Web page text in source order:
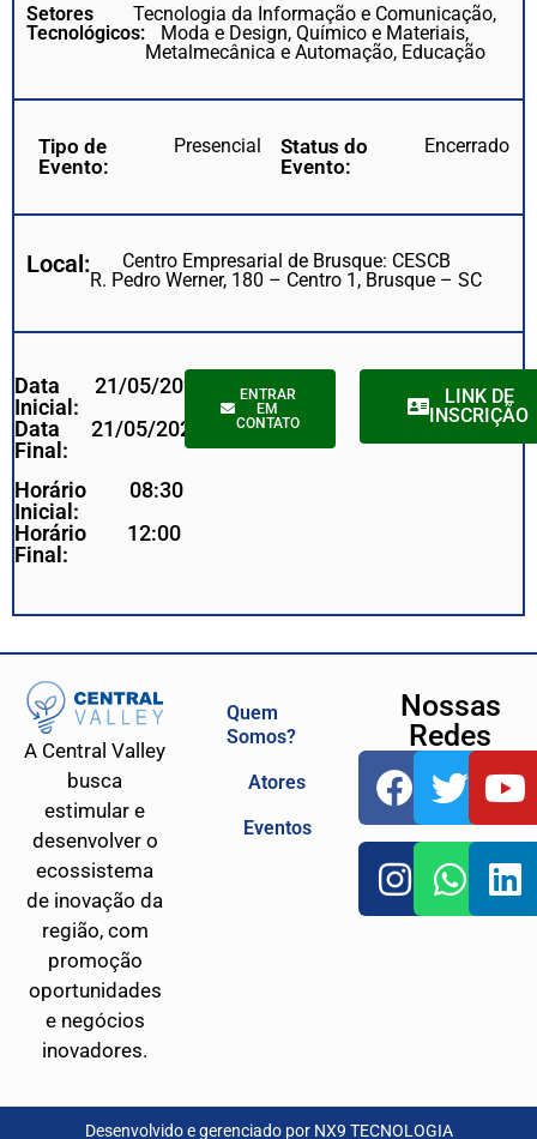
Setores
Tecnológicos:
Tecnologia da Informação e Comunicação,
Moda e Design, Químico e Materiais,
Metalmecânica e Automação, Educação
Tipo de
Evento:
Presencial
Status do
Evento:
Encerrado
Local:
Centro Empresarial de Brusque: CESCB
R. Pedro Werner, 180 – Centro 1, Brusque – SC
Data
Inicial:
21/05/2024
Data
Final:
21/05/2024
Horário
Inicial:
08:30
Horário
Final:
12:00
ENTRAR
EM
CONTATO
LINK DE
INSCRIÇÃO
A Central Valley
busca
estimular e
desenvolver o
ecossistema
de inovação da
região, com
promoção
oportunidades
e negócios
inovadores.
Quem
Somos?
Atores
Eventos
Nossas
Redes
Desenvolvido e gerenciado por NX9 TECNOLOGIA